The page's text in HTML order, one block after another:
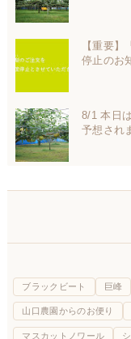
【重要
停止のお
8/1 本日
予想され
ブラックビート 巨峰
山口農園からのお便り
マスカットノワール